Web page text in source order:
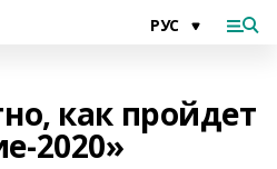
как пройдет
2020»